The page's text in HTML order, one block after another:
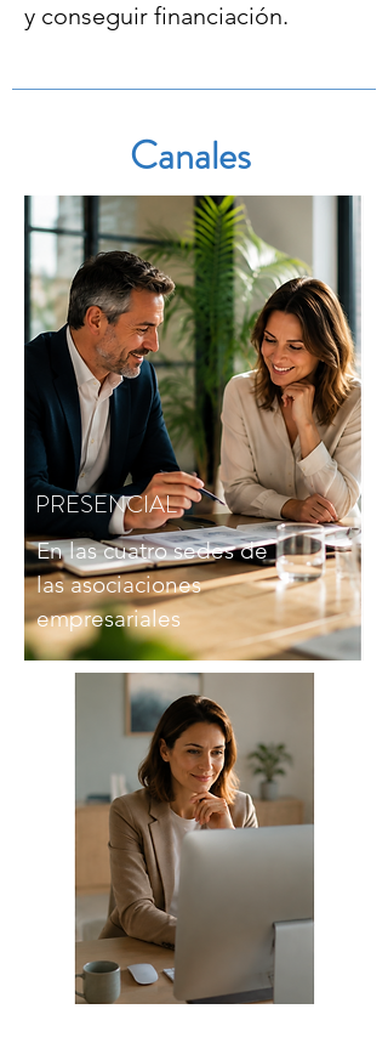
y conseguir financiación.
Canales
PRESENCIAL
En las cuatro sedes de
las asociaciones
empresariales